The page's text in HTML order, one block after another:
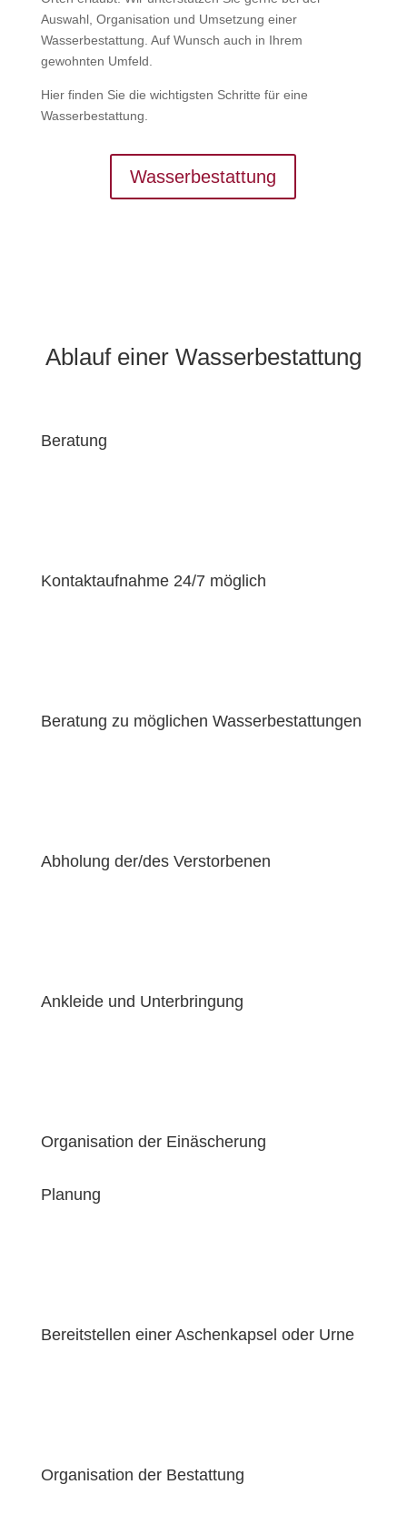
Auswahl, Organisation und Umsetzung einer
Wasserbestattung. Auf Wunsch auch in Ihrem
gewohnten Umfeld.
Hier finden Sie die wichtigsten Schritte für eine
Wasserbestattung.
Wasserbestattung
Ablauf einer Wasserbestattung
Beratung
Kontaktaufnahme 24/7 möglich
Beratung zu möglichen Wasserbestattungen
Abholung der/des Verstorbenen
Ankleide und Unterbringung
Organisation der Einäscherung
Planung
Bereitstellen einer Aschenkapsel oder Urne
Organisation der Bestattung